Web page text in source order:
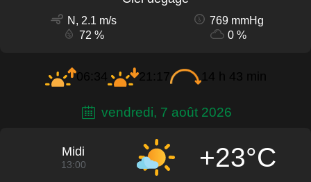
N, 2.1 m/s
769 mmHg
72 %
0 %
06:34 21:17 14 h 43 min
vendredi, 7 août 2026
Midi
13:00 +23°C